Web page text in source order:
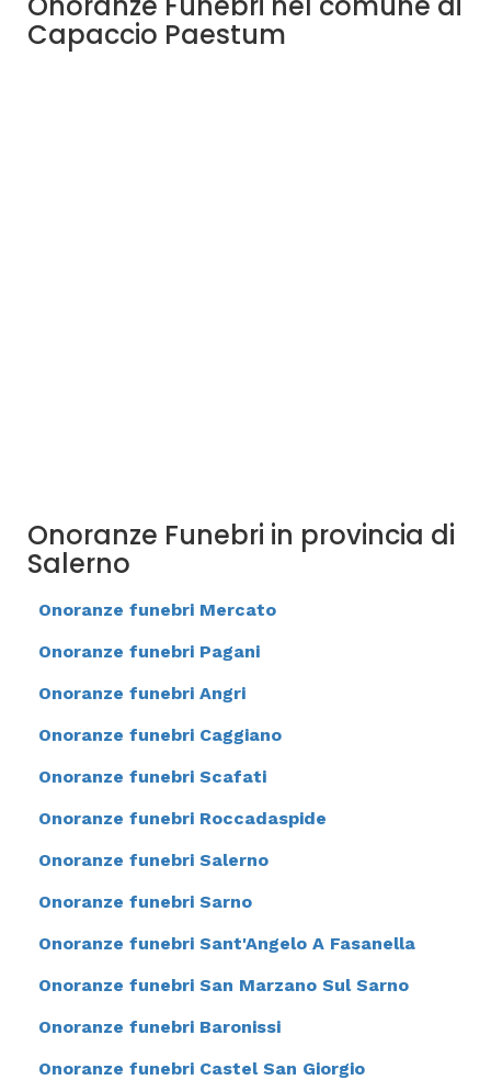
Capaccio Paestum
Onoranze Funebri in provincia di
Salerno
Onoranze funebri Mercato
Onoranze funebri Pagani
Onoranze funebri Angri
Onoranze funebri Caggiano
Onoranze funebri Scafati
Onoranze funebri Roccadaspide
Onoranze funebri Salerno
Onoranze funebri Sarno
Onoranze funebri Sant'Angelo A Fasanella
Onoranze funebri San Marzano Sul Sarno
Onoranze funebri Baronissi
Onoranze funebri Castel San Giorgio